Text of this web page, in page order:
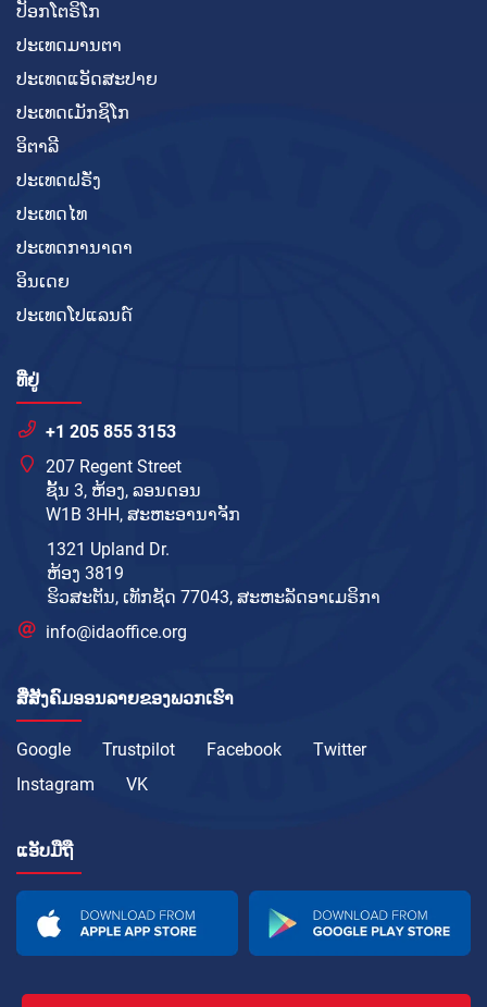
ປັອກໂຕຣິໂກ
ປະເທດມານຕາ
ປະເທດແອັດສະປາຍ
ປະເທດເມັກຊິໂກ
ອິຕາລີ
ປະເທດຝຣັ່ງ
ປະເທດໄທ
ປະເທດການາດາ
ອິນເດຍ
ປະເທດໂປແລນດ໌
ທີ່ຢູ່
+1 205 855 3153
207 Regent Street
ຊັ້ນ 3, ຫ້ອງ, ລອນດອນ
W1B 3HH, ສະຫະອານາຈັກ
1321 Upland Dr.
ຫ້ອງ 3819
ຮິວສະຕັນ, ເທັກຊັດ 77043, ສະຫະລັດອາເມຣິກາ
info@idaoffice.org
ສື່ສັງຄົມອອນລາຍຂອງພວກເຮົາ
Google Trustpilot Facebook
Twitter
Instagram
VK
ແອັບມືຖື